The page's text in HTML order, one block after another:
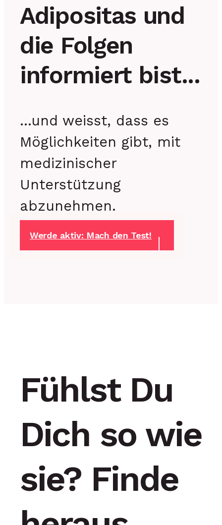
Adipositas und
die Folgen
informiert bist...
...und weisst, dass es
Möglichkeiten gibt, mit
medizinischer
Unterstützung
abzunehmen.
Werde aktiv: Mach den Test!
Fühlst Du
Dich so wie
sie? Finde